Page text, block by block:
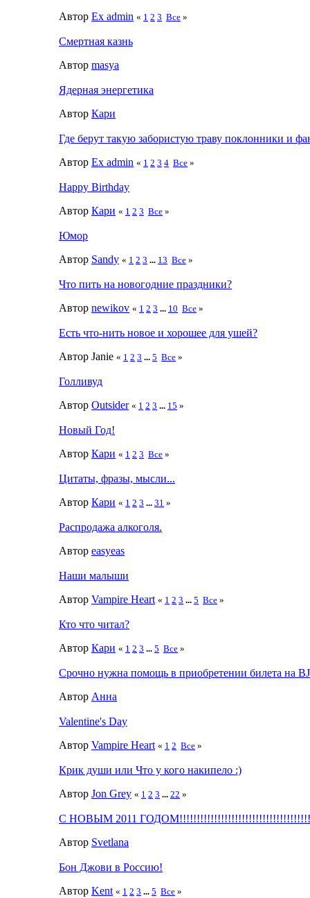
Автор Ex admin « 1 2 3 Все »
Смертная казнь
Автор masya
Ядерная энергетика
Автор Кари
Где берут такую забористую траву поклонники и
Автор Ex admin « 1 2 3 4 Все »
Happy Birthday
Автор Кари « 1 2 3 Все »
Юмор
Автор Sandy « 1 2 3 ... 13 Все »
Что пить на новогодние праздники?
Автор newikov « 1 2 3 ... 10 Все »
Есть что-нить новое и хорошее для ушей?
Автор Janie « 1 2 3 ... 5 Все »
Голливуд
Автор Outsider « 1 2 3 ... 15 »
Новый Год!
Автор Кари « 1 2 3 Все »
Цитаты, фразы, мысли...
Автор Кари « 1 2 3 ... 31 »
Распродажа алкоголя.
Автор easyeas
Наши малыши
Автор Vampire Heart « 1 2 3 ... 5 Все »
Кто что читал?
Автор Кари « 1 2 3 ... 5 Все »
Срочно нужна помощь в приобретении билета на
Автор Анна
Valentine's Day
Автор Vampire Heart « 1 2 Все »
Крик души или Что у кого накипело :)
Автор Jon Grey « 1 2 3 ... 22 »
С НОВЫМ 2011
Автор Svetlana
Бон Джови в Россию!
Автор Kent « 1 2 3 ... 5 Все »